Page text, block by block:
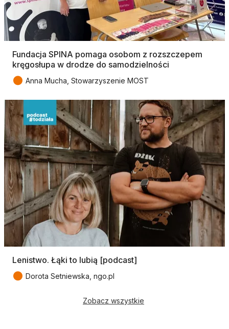
Fundacja SPINA pomaga osobom z rozszczepem
kręgosłupa w drodze do samodzielności
● Anna Mucha, Stowarzyszenie MOST
Lenistwo. Łąki to lubią [podcast]
● Dorota Setniewska, ngo.pl
Zobacz wszystkie